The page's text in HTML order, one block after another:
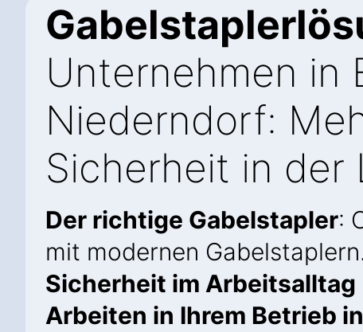
Unternehmen in
Niederndorf:
Sicherheit in der
Der richtige Gabelstapler:
mit modernen
Sicherheit im Arbeitsalltag
Arbeiten in Ihrem Betrieb